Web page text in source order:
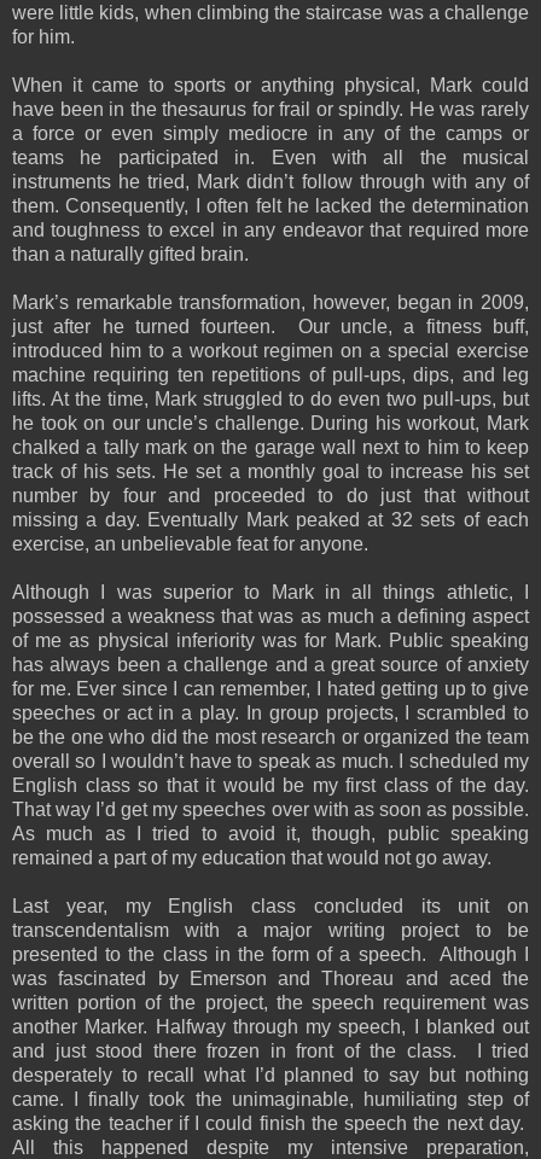
were little kids, when climbing the staircase was a challenge
for him.
When it came to sports or anything physical, Mark could
have been in the thesaurus for frail or spindly. He was rarely
a force or even simply mediocre in any of the camps or
teams he participated in. Even with all the musical
instruments he tried, Mark didn’t follow through with any of
them. Consequently, I often felt he lacked the determination
and toughness to excel in any endeavor that required more
than a naturally gifted brain.
Mark’s remarkable transformation, however, began in 2009,
just after he turned fourteen. Our uncle, a fitness buff,
introduced him to a workout regimen on a special exercise
machine requiring ten repetitions of pull-ups, dips, and leg
lifts. At the time, Mark struggled to do even two pull-ups, but
he took on our uncle’s challenge. During his workout, Mark
chalked a tally mark on the garage wall next to him to keep
track of his sets. He set a monthly goal to increase his set
number by four and proceeded to do just that without
missing a day. Eventually Mark peaked at 32 sets of each
exercise, an unbelievable feat for anyone.
Although I was superior to Mark in all things athletic, I
possessed a weakness that was as much a defining aspect
of me as physical inferiority was for Mark. Public speaking
has always been a challenge and a great source of anxiety
for me. Ever since I can remember, I hated getting up to give
speeches or act in a play. In group projects, I scrambled to
be the one who did the most research or organized the team
overall so I wouldn’t have to speak as much. I scheduled my
English class so that it would be my first class of the day.
That way I’d get my speeches over with as soon as possible.
As much as I tried to avoid it, though, public speaking
remained a part of my education that would not go away.
Last year, my English class concluded its unit on
transcendentalism with a major writing project to be
presented to the class in the form of a speech. Although I
was fascinated by Emerson and Thoreau and aced the
written portion of the project, the speech requirement was
another Marker. Halfway through my speech, I blanked out
and just stood there frozen in front of the class. I tried
desperately to recall what I’d planned to say but nothing
came. I finally took the unimaginable, humiliating step of
asking the teacher if I could finish the speech the next day.
All this happened despite my intensive preparation,